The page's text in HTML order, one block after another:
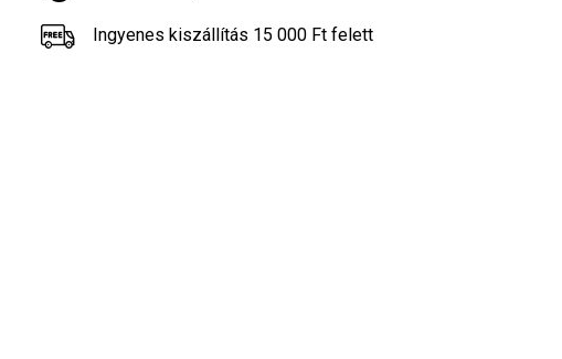
Ingyenes kiszállítás 15 000 Ft felett